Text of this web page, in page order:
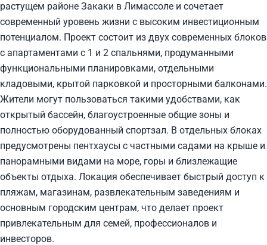
растущем районе Закаки в Лимассоле и сочетает
современный уровень жизни с высоким инвестиционным
потенциалом. Проект состоит из двух современных блоков
с апартаментами с 1 и 2 спальнями, продуманными
функциональными планировками, отдельными
кладовыми, крытой парковкой и просторными балконами.
Жители могут пользоваться такими удобствами, как
открытый бассейн, благоустроенные общие зоны и
полностью оборудованный спортзал. В отдельных блоках
предусмотрены пентхаусы с частными садами на крыше и
панорамными видами на море, горы и близлежащие
объекты отдыха. Локация обеспечивает быстрый доступ к
пляжам, магазинам, развлекательным заведениям и
основным городским центрам, что делает проект
привлекательным для семей, профессионалов и
инвесторов.